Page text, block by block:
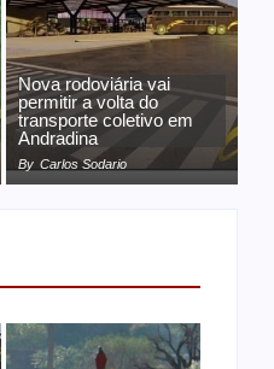
Nova rodoviária vai
permitir a volta do
transporte coletivo em
Andradina
By Carlos Sodario